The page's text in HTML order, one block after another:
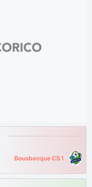
Bousbecque CS 1